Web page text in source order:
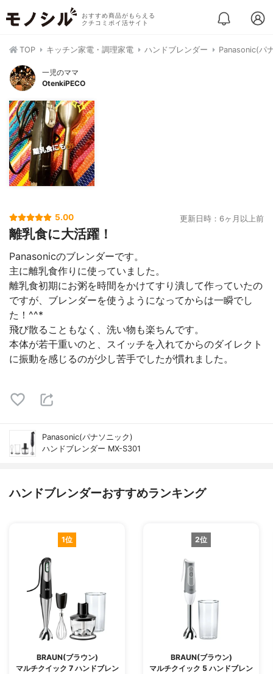
おすすめ商品がもらえる
クチコミポイ活サイト
TOP キッチン家電・調理家電 ハンドブレンダー Panasonic(パ
一児のママ
OtenkiPECO
5.00 更新日時：6ヶ月以上前
離乳食に大活躍！
Panasonicのブレンダーです。
主に離乳食作りに使っていました。
離乳食初期にお粥を時間をかけてすり潰して作っていたの
ですが、ブレンダーを使うようになってからは一瞬でし
た！^^*
飛び散ることもなく、洗い物も楽ちんです。
本体が若干重いのと、スイッチを入れてからのダイレクト
に振動を感じるのが少し苦手でしたが慣れました。
Panasonic(パナソニック)
ハンドブレンダー MX-S301
ハンドブレンダーおすすめランキング
1位
BRAUN(ブラウン)
マルチクイック 7 ハンドブレン
2位
BRAUN(ブラウン)
マルチクイック 5 ハンドブレン